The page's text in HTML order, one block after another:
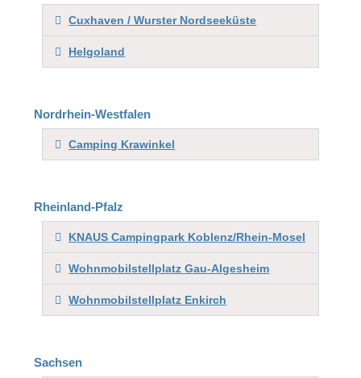
Cuxhaven / Wurster Nordseeküste
Helgoland
Nordrhein-Westfalen
Camping Krawinkel
Rheinland-Pfalz
KNAUS Campingpark Koblenz/Rhein-Mosel
Wohnmobilstellplatz Gau-Algesheim
Wohnmobilstellplatz Enkirch
Sachsen